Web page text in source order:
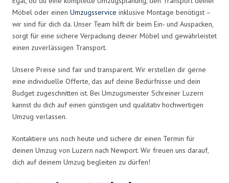
Möbel oder einen Umzugsservice inklusive Montage benötigst –
wir sind für dich da. Unser Team hilft dir beim Ein- und Auspacken,
sorgt für eine sichere Verpackung deiner Möbel und gewährleistet
einen zuverlässigen Transport.
Unsere Preise sind fair und transparent. Wir erstellen dir gerne
eine individuelle Offerte, das auf deine Bedürfnisse und dein
Budget zugeschnitten ist. Bei Umzugsmeister Schreiner Luzern
kannst du dich auf einen günstigen und qualitativ hochwertigen
Umzug verlassen.
Kontaktiere uns noch heute und sichere dir einen Termin für
deinen Umzug von Luzern nach Newport. Wir freuen uns darauf,
dich auf deinem Umzug begleiten zu dürfen!